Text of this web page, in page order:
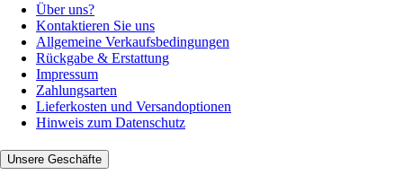
Über uns?
Kontaktieren Sie uns
Allgemeine Verkaufsbedingungen
Rückgabe & Erstattung
Impressum
Zahlungsarten
Lieferkosten und Versandoptionen
Hinweis zum Datenschutz
Unsere Geschäfte